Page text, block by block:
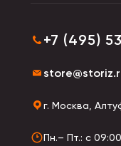
+7 (495)
г. Москва,
Пн.– Пт.: с